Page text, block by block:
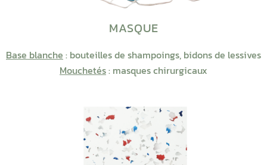
MASQUE
Base blanche : bouteilles de shampoings, bidons de lessives
Mouchetés: masques chirurgicaux